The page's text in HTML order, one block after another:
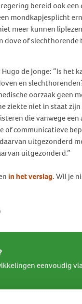
bereid ook
mondkapjesplicht
meer kunnen
dove of
de Jonge: “Is het
en
oorzaak geen
ziekte niet in staat
die vanwege
of communicatieve
uitgezonderd
uitgezonderd.”
in het verslag. Wil je
eenvoudig